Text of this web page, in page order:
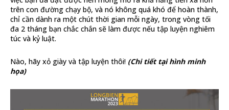
trên con đường chạy bộ, và nó không quá khó để hoàn thành,
chỉ cần dành ra một chút thời gian mỗi ngày, trong vòng tối
đa 2 tháng bạn chắc chắn sẽ làm được nếu tập luyện nghiêm
túc và kỷ luật.
Nào, hãy xỏ giày và tập luyện thôi! (Chi tiết tại hình minh
họa)